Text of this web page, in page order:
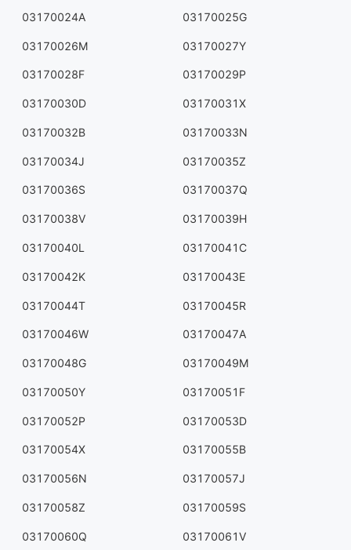
03170024A 03170025G
03170026M 03170027Y
03170028F 03170029P
03170030D 03170031X
03170032B 03170033N
03170034J 03170035Z
03170036S 03170037Q
03170038V 03170039H
03170040L 03170041C
03170042K 03170043E
03170044T 03170045R
03170046W 03170047A
03170048G 03170049M
03170050Y 03170051F
03170052P 03170053D
03170054X 03170055B
03170056N 03170057J
03170058Z 03170059S
03170060Q 03170061V